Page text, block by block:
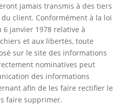
jamais transmis à des tiers
client. Conformément à la loi
6 janvier 1978 relative à
et aux libertés, toute
sur le site des informations
nominatives peut
des informations
afin de les faire rectifier le
faire supprimer.